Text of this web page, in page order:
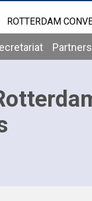
ROTTERDAM
Partners